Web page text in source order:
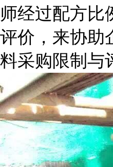
师经过配方比
评价，来协助
料采购限制与